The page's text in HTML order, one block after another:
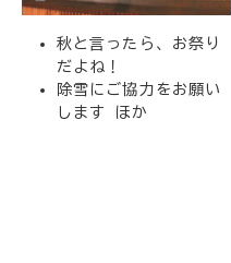
秋と言ったら、お祭り
だよね！
除雪にご協力をお願い
します ほか